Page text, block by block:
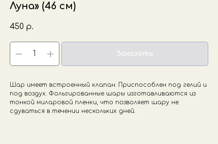
Луна» (46 см)
450 р.
Заказать
Шар имеет встроенный клапан. Приспособлен под гелий и
под воздух. Фольгированные шары изготавливаются из
тонкой миларовой пленки, что позволяет шару не
сдуваться в течении нескольких дней.